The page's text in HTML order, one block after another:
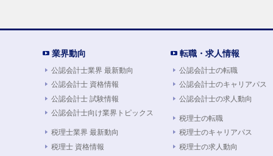
業界動向
公認会計士業界 最新動向
公認会計士 資格情報
公認会計士 試験情報
公認会計士向け業界トピックス
税理士業界 最新動向
税理士 資格情報
転職・求人情報
公認会計士の転職
公認会計士のキャリアパス
公認会計士の求人動向
税理士の転職
税理士のキャリアパス
税理士の求人動向